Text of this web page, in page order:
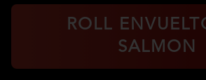
ROLL
SALMON